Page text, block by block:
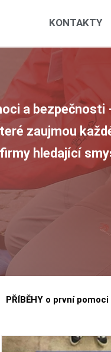
KONTAKTY
a bezpečnosti
zaujmou
hledající
PŘÍBĚHY o první pomoci